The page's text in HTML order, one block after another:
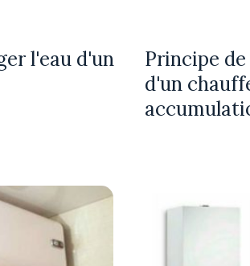
l'eau d'un
Principe
d'un